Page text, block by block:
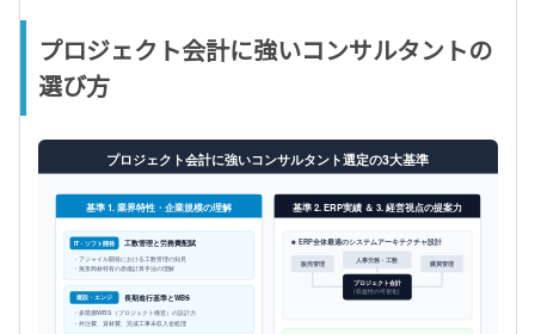
プロジェクト会計に強いコンサルタントの
選び方
プロジェクト会計に強いコンサルタント選定の3大基準
基準 1. 業界特性・企業規模の理解
IT・ソフト開発
工数管理と労務費配賦
・アジャイル開発における工数管理の知見
・無形商材特有の原価計算手法の理解
建設・エンジ
長期進行基準とWBS
・多階層WBS（プロジェクト構造）の設計力
・外注費、資材費、完成工事未収入金処理
基準 2. ERP実績 ＆ 3. 経営視点の提案力
■ ERP全体最適のシステムアーキテクチャ設計
プロジェクト会計
(収益性の可視化)
販売管理
人事労務・工数
購買管理